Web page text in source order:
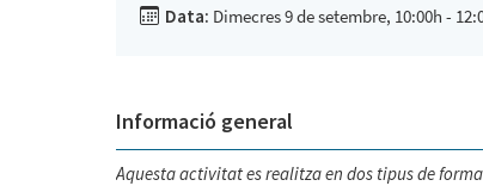
Data: Dimecres 9 de setembre, 10:00h -
Informació general
Aquesta activitat es realitza en dos tipus de